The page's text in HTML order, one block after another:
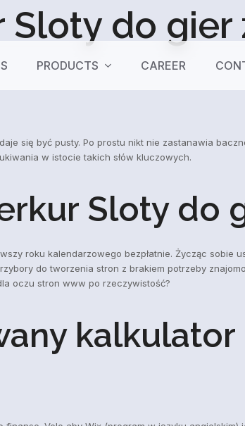
PRODUCTS CAREER
do gier
się być pusty. Po prostu nikt nie zastanawia
w istocie takich słów kluczowych.
Sloty do
roku kalendarzowego bezpłatnie. Życząc sobie
do tworzenia stron z brakiem potrzeby
oczu stron www po rzeczywistość?